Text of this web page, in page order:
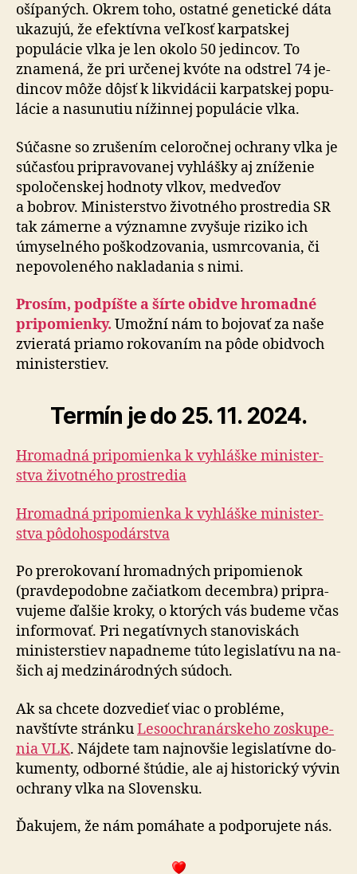
ošípaných. Okrem toho, ostatné genetické dáta
ukazujú, že efektívna veľkosť karpatskej
populácie vlka je len okolo 50 jedincov. To
znamená, že pri určenej kvóte na odstrel 74 je­
din­cov môže dôjsť k likvi­dá­cii kar­pat­skej po­pu­
lá­cie a na­su­nu­tiu nížinnej po­pu­lá­cie vlka.
Súčasne so zrušením celoročnej ochrany vlka je
súčasťou pri­pra­vo­va­nej vyhlášky aj zní­že­nie
spo­lo­čen­skej hod­no­ty vlkov, medveďov
a bobrov. Mi­nis­ter­stvo ži­vot­né­ho prostredia SR
tak zá­mer­ne a význam­ne zvy­šu­je riziko ich
úmy­sel­né­ho poško­dzo­va­nia, usmrco­va­nia, či
ne­po­vo­le­né­ho nakla­da­nia s nimi.
Prosím, podpíšte a šírte obi­dve hro­mad­né
pri­po­mien­ky. Umožní nám to bo­jo­vať za naše
zvie­ratá priamo ro­ko­va­ním na pôde obi­dvoch
mi­nis­ter­stiev.
Termín je do 25. 11. 2024.
Hromadná pripomienka k vy­hláš­ke mi­nis­ter­
stva ži­vot­né­ho prostre­dia
Hromadná pripomienka k vy­hláš­ke mi­nis­ter­
stva pô­do­hospo­dár­stva
Po prerokovaní hromadných pripomienok
(prav­de­po­dob­ne za­čiat­kom de­cem­bra) pri­pra­
vu­je­me ďalšie kroky, o kto­rých vás budeme včas
infor­mo­vať. Pri ne­ga­tív­nych sta­no­vis­kách
ministerstiev na­pad­ne­me túto le­gis­la­tí­vu na na­
šich aj me­dzi­ná­rod­ných súdoch.
Ak sa chcete dozvedieť viac o probléme,
navštívte stránkuLe­so­ochra­nár­skeho zosku­pe­
nia VLK. Nájdete tam naj­nov­šie legislatívne do­
ku­men­ty, odborné štúdie, ale aj histo­rický vývin
ochrany vlka na Slo­ven­sku.
Ďakujem, že nám pomáhate a pod­po­ru­je­te nás.